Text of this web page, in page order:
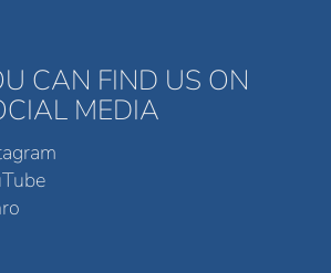
CAN FIND US ON
MEDIA